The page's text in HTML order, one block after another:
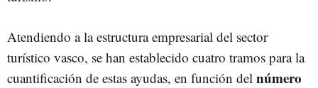
Atendiendo a la estructura empresarial del sector
turístico vasco, se han establecido cuatro tramos para la
cuantificación de estas ayudas, en función del número